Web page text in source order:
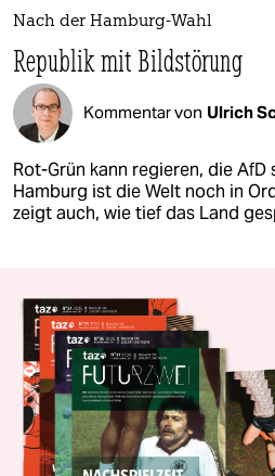
Nach der Hamburg-Wahl
Republik mit Bildstörung
Kommentar von Ulrich
Rot-Grün kann regieren, die AfD
Hamburg ist die Welt noch in
zeigt auch, wie tief das Land